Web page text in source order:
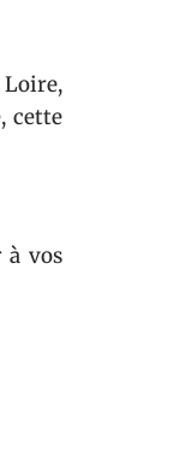
cette
à vos